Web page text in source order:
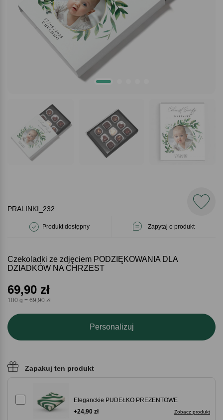
PRALINKI_232
Produkt dostępny Zapytaj o produkt
Czekoladki ze zdjęciem PODZIĘKOWANIA DLA
DZIADKÓW NA CHRZEST
69,90 zł
100 g = 69,90 zł
Personalizuj
Zapakuj ten produkt
Eleganckie PUDEŁKO PREZENTOWE
Zobacz produkt
+24,90 zł